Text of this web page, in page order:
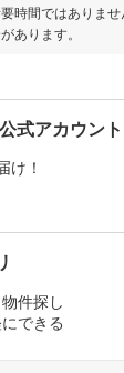
時間ではありま
あります。
式アカウント
け！
件探し
できる